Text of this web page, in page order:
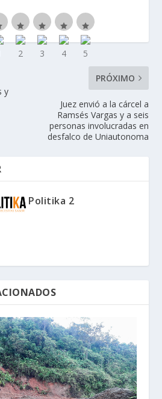
y
PRÓXIMO
Juez envió a la cárcel a
Ramsés Vargas y a seis
personas involucradas en
desfalco de Uniautonoma
Politika 2